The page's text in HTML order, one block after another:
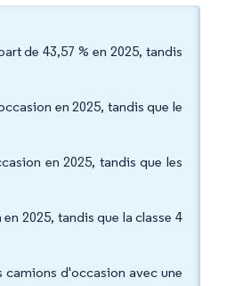
de 43,57 % en 2025, tandis
en 2025, tandis que le
en 2025, tandis que les
2025, tandis que la classe 4
d'occasion avec une